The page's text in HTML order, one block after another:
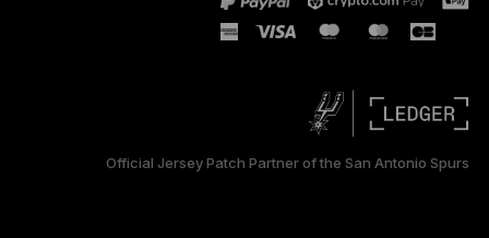
ESPAÑOL
简体中文
日本語
Official Jersey Patch Partner of the San Antonio Spurs